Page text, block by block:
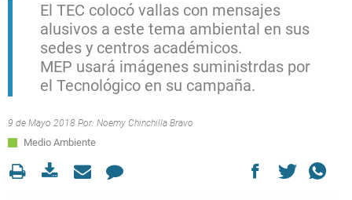
El TEC colocó vallas con mensajes
alusivos a este tema ambiental en sus
sedes y centros académicos.
MEP usará imágenes suministrdas por
el Tecnológico en su campaña.
9 de Mayo 2018 Por: Noemy Chinchilla Bravo
Medio Ambiente